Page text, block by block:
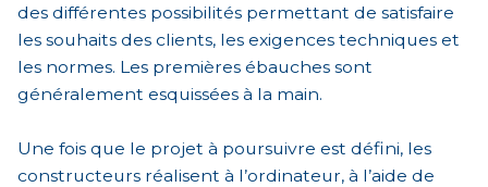
des différentes possibilités permettant de satisfaire
les souhaits des clients, les exigences techniques et
les normes. Les premières ébauches sont
généralement esquissées à la main.
Une fois que le projet à poursuivre est défini, les
constructeurs réalisent à l’ordinateur, à l’aide de